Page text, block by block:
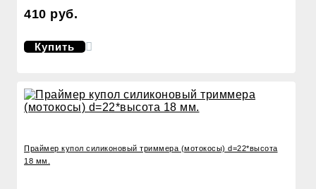
410 руб.
Купить
Праймер купол силиконовый триммера (мотокосы) d=22*высота
18 мм.